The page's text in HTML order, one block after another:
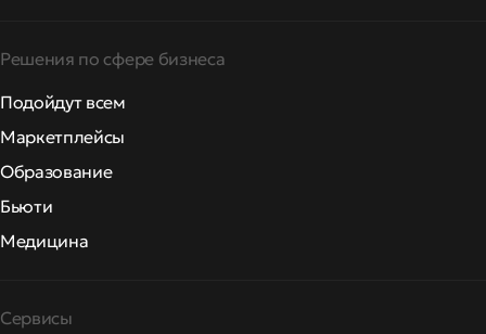
Решения по сфере бизнеса
Подойдут всем
Маркетплейсы
Образование
Бьюти
Медицина
Сервисы